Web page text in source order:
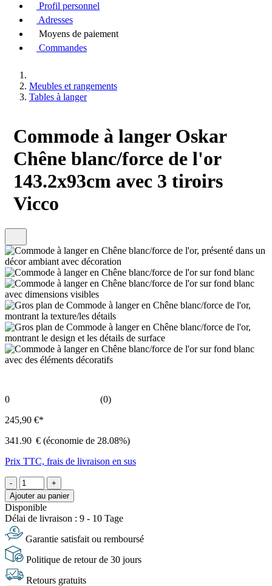
Profil personnel
Adresses
Moyens de paiement
Commandes
Meubles et rangements
Tables à langer
Commode à langer Oskar
Chêne blanc/force de l'or
143.2x93cm avec 3 tiroirs
Vicco
0
(0)
245,90 €*
341.90 € (économie de 28.08%)
Prix TTC, frais de livraison en sus
-
+
Ajouter au panier
Disponible
Délai de livraison : 9 - 10 Tage
Garantie satisfait ou remboursé
Politique de retour de 30 jours
Retours gratuits